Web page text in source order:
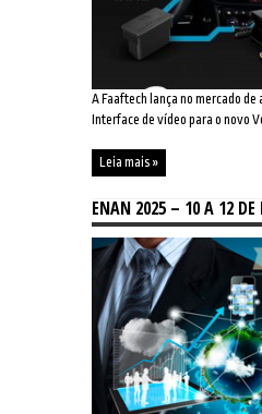
A Faaftech lança no mercado
Interface de vídeo para o novo
Leia mais »
ENAN 2025 – 10 A 12 DE